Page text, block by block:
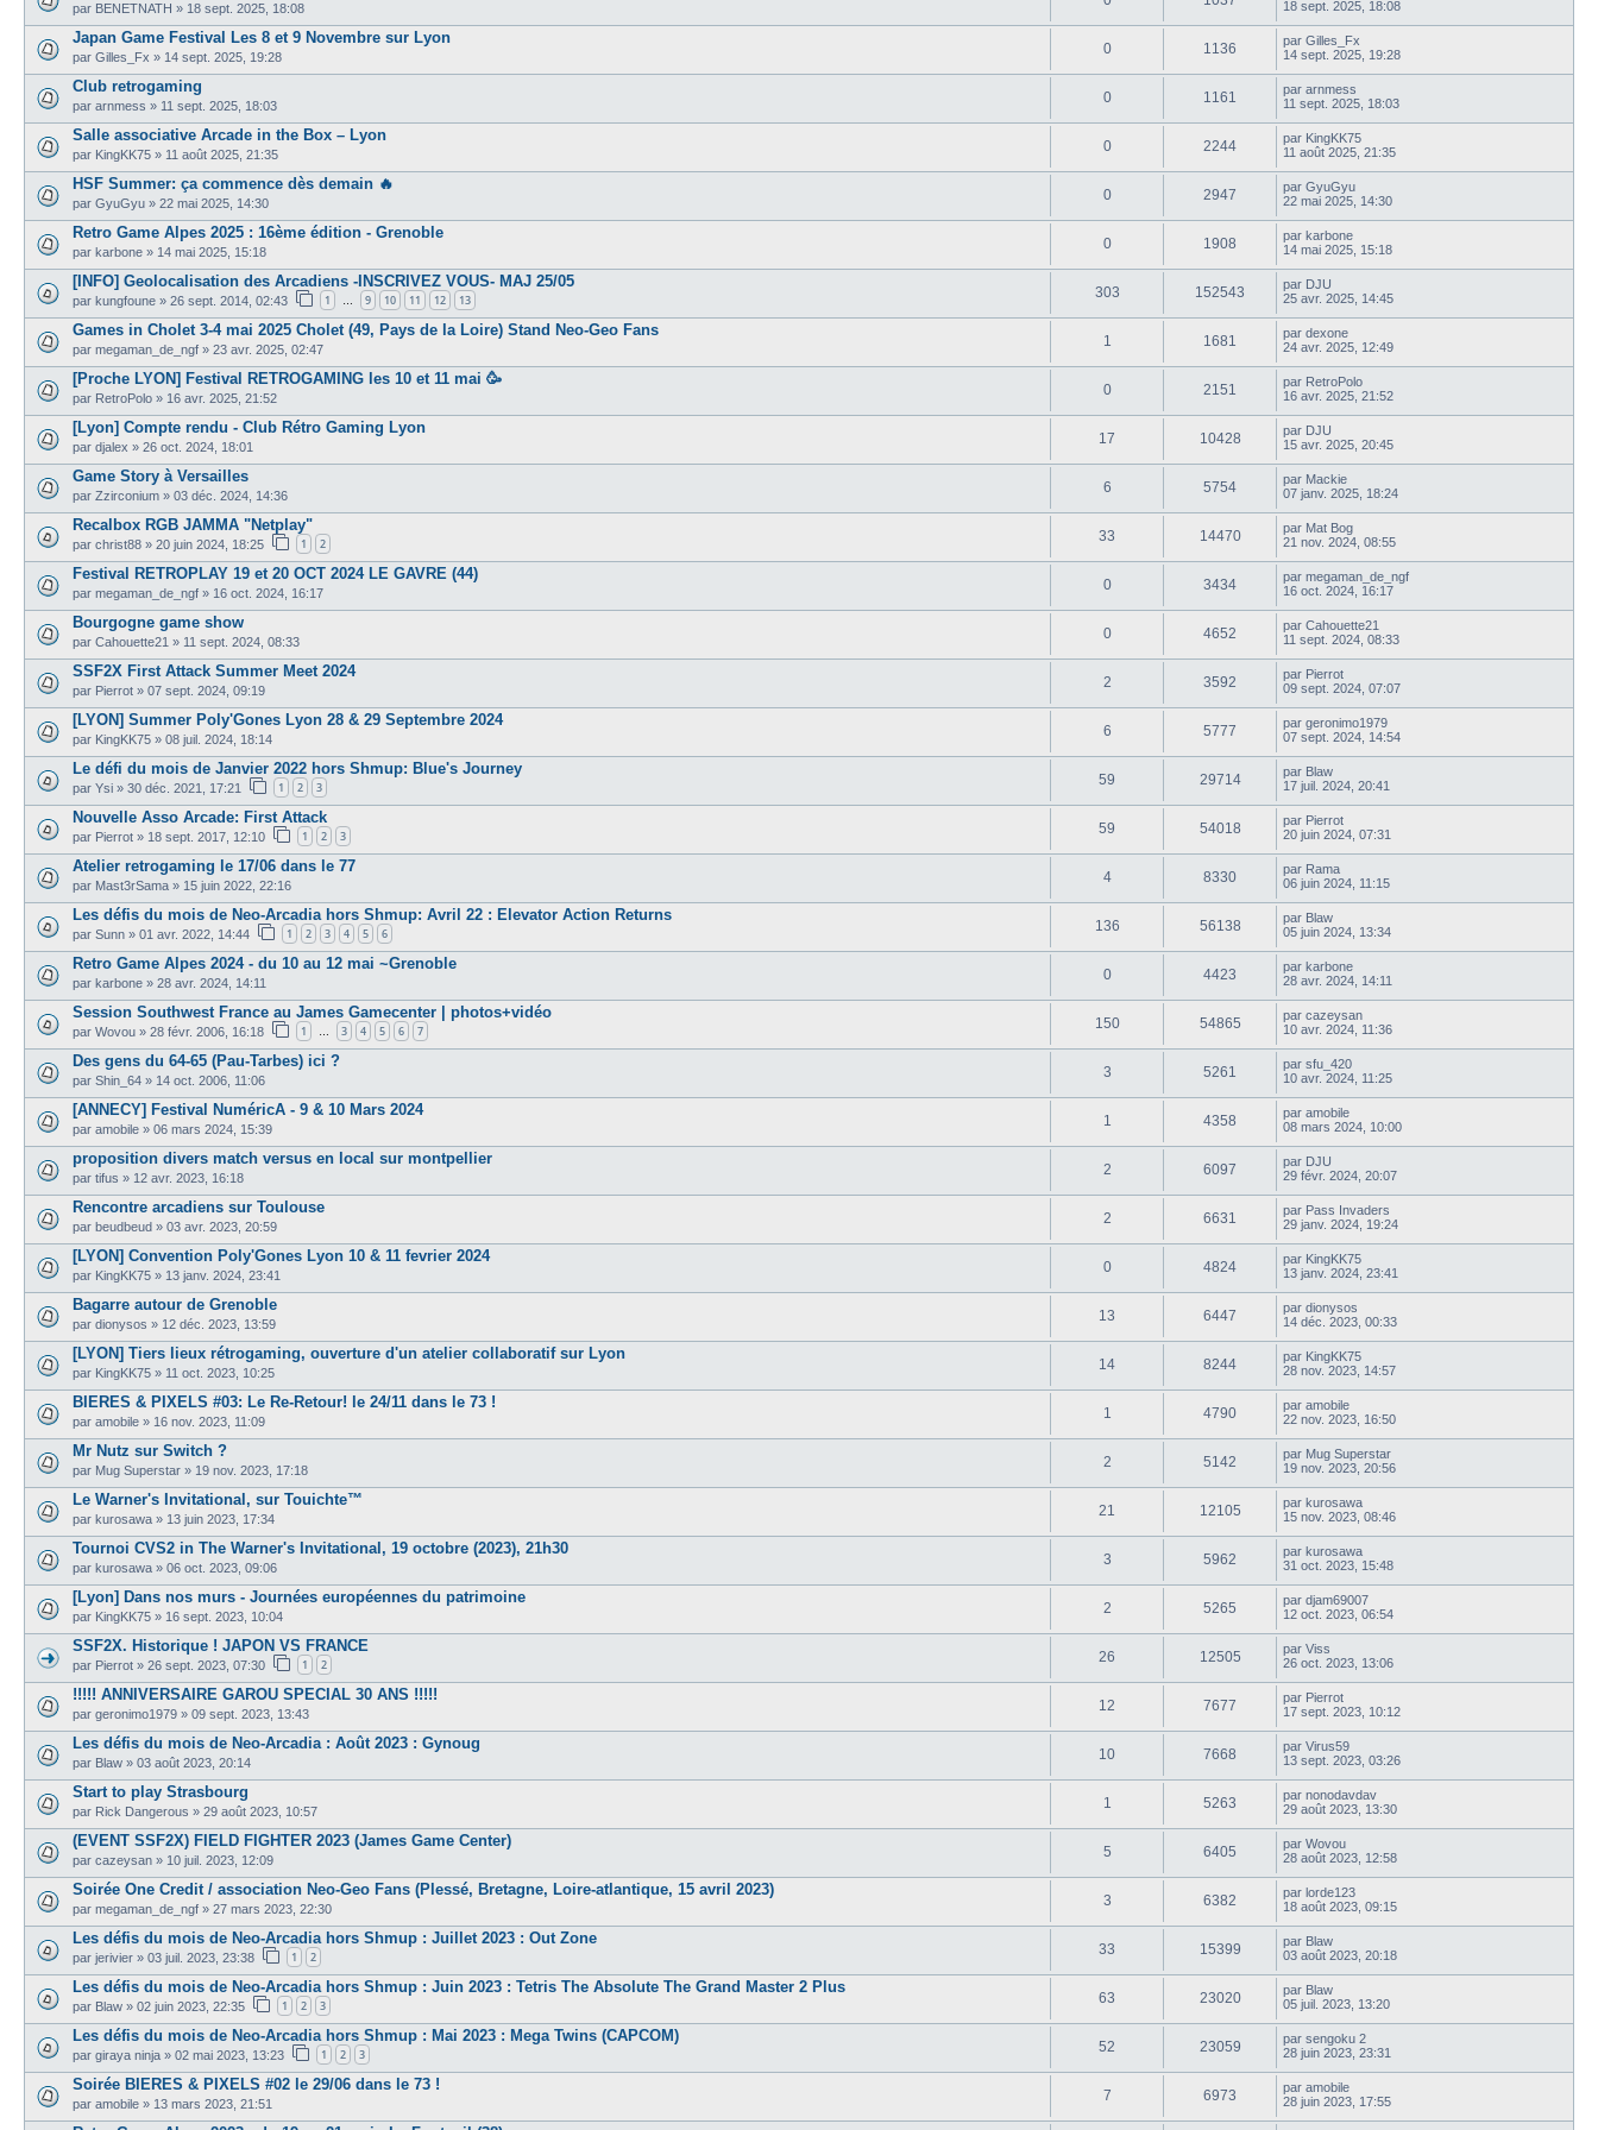
par BENETNATH » 18 sept. 2025, 18:08
18 sept. 2025, 18:08
Japan Game Festival Les 8 et 9 Novembre sur Lyon
par Gilles_Fx » 14 sept. 2025, 19:28
0 1136 par Gilles_Fx
14 sept. 2025, 19:28
Club retrogaming
par arnmess » 11 sept. 2025, 18:03
0 1161 par arnmess
11 sept. 2025, 18:03
Salle associative Arcade in the Box – Lyon
par KingKK75 » 11 août 2025, 21:35
0 2244 par KingKK75
11 août 2025, 21:35
HSF Summer: ça commence dès demain 🔥
par GyuGyu » 22 mai 2025, 14:30
0 2947 par GyuGyu
22 mai 2025, 14:30
Retro Game Alpes 2025 : 16ème édition - Grenoble
par karbone » 14 mai 2025, 15:18
0 1908 par karbone
14 mai 2025, 15:18
[INFO] Geolocalisation des Arcadiens -INSCRIVEZ VOUS- MAJ 25/05
par kungfoune » 26 sept. 2014, 02:43 1 … 9 10 11 12 13 303 152543 par DJU
25 avr. 2025, 14:45
Games in Cholet 3-4 mai 2025 Cholet (49, Pays de la Loire) Stand Neo-Geo Fans
par megaman_de_ngf » 23 avr. 2025, 02:47
1 1681 par dexone
24 avr. 2025, 12:49
[Proche LYON] Festival RETROGAMING les 10 et 11 mai 🥳
par RetroPolo » 16 avr. 2025, 21:52
0 2151 par RetroPolo
16 avr. 2025, 21:52
[Lyon] Compte rendu - Club Rétro Gaming Lyon
par djalex » 26 oct. 2024, 18:01
17 10428 par DJU
15 avr. 2025, 20:45
Game Story à Versailles
par Zzirconium » 03 déc. 2024, 14:36
6 5754 par Mackie
07 janv. 2025, 18:24
Recalbox RGB JAMMA "Netplay"
par christ88 » 20 juin 2024, 18:25 1 2 33 14470 par Mat Bog
21 nov. 2024, 08:55
Festival RETROPLAY 19 et 20 OCT 2024 LE GAVRE (44)
par megaman_de_ngf » 16 oct. 2024, 16:17
0 3434 par megaman_de_ngf
16 oct. 2024, 16:17
Bourgogne game show
par Cahouette21 » 11 sept. 2024, 08:33
0 4652 par Cahouette21
11 sept. 2024, 08:33
SSF2X First Attack Summer Meet 2024
par Pierrot » 07 sept. 2024, 09:19
2 3592 par Pierrot
09 sept. 2024, 07:07
[LYON] Summer Poly'Gones Lyon 28 & 29 Septembre 2024
par KingKK75 » 08 juil. 2024, 18:14
6 5777 par geronimo1979
07 sept. 2024, 14:54
Le défi du mois de Janvier 2022 hors Shmup: Blue's Journey
par Ysi » 30 déc. 2021, 17:21 1 2 3 59 29714 par Blaw
17 juil. 2024, 20:41
Nouvelle Asso Arcade: First Attack
par Pierrot » 18 sept. 2017, 12:10 1 2 3 59 54018 par Pierrot
20 juin 2024, 07:31
Atelier retrogaming le 17/06 dans le 77
par Mast3rSama » 15 juin 2022, 22:16
4 8330 par Rama
06 juin 2024, 11:15
Les défis du mois de Neo-Arcadia hors Shmup: Avril 22 : Elevator Action Returns
par Sunn » 01 avr. 2022, 14:44 1 2 3 4 5 6 136 56138 par Blaw
05 juin 2024, 13:34
Retro Game Alpes 2024 - du 10 au 12 mai ~Grenoble
par karbone » 28 avr. 2024, 14:11
0 4423 par karbone
28 avr. 2024, 14:11
Session Southwest France au James Gamecenter | photos+vidéo
par Wovou » 28 févr. 2006, 16:18 1 … 3 4 5 6 7 150 54865 par cazeysan
10 avr. 2024, 11:36
Des gens du 64-65 (Pau-Tarbes) ici ?
par Shin_64 » 14 oct. 2006, 11:06
3 5261 par sfu_420
10 avr. 2024, 11:25
[ANNECY] Festival NuméricA - 9 & 10 Mars 2024
par amobile » 06 mars 2024, 15:39
1 4358 par amobile
08 mars 2024, 10:00
proposition divers match versus en local sur montpellier
par tifus » 12 avr. 2023, 16:18
2 6097 par DJU
29 févr. 2024, 20:07
Rencontre arcadiens sur Toulouse
par beudbeud » 03 avr. 2023, 20:59
2 6631 par Pass Invaders
29 janv. 2024, 19:24
[LYON] Convention Poly'Gones Lyon 10 & 11 fevrier 2024
par KingKK75 » 13 janv. 2024, 23:41
0 4824 par KingKK75
13 janv. 2024, 23:41
Bagarre autour de Grenoble
par dionysos » 12 déc. 2023, 13:59
13 6447 par dionysos
14 déc. 2023, 00:33
[LYON] Tiers lieux rétrogaming, ouverture d'un atelier collaboratif sur Lyon
par KingKK75 » 11 oct. 2023, 10:25
14 8244 par KingKK75
28 nov. 2023, 14:57
BIERES & PIXELS #03: Le Re-Retour! le 24/11 dans le 73 !
par amobile » 16 nov. 2023, 11:09
1 4790 par amobile
22 nov. 2023, 16:50
Mr Nutz sur Switch ?
par Mug Superstar » 19 nov. 2023, 17:18
2 5142 par Mug Superstar
19 nov. 2023, 20:56
Le Warner's Invitational, sur Touichte™
par kurosawa » 13 juin 2023, 17:34
21 12105 par kurosawa
15 nov. 2023, 08:46
Tournoi CVS2 in The Warner's Invitational, 19 octobre (2023), 21h30
par kurosawa » 06 oct. 2023, 09:06
3 5962 par kurosawa
31 oct. 2023, 15:48
[Lyon] Dans nos murs - Journées européennes du patrimoine
par KingKK75 » 16 sept. 2023, 10:04
2 5265 par djam69007
12 oct. 2023, 06:54
SSF2X. Historique ! JAPON VS FRANCE
par Pierrot » 26 sept. 2023, 07:30 1 2 26 12505 par Viss
26 oct. 2023, 13:06
!!!!! ANNIVERSAIRE GAROU SPECIAL 30 ANS !!!!!
par geronimo1979 » 09 sept. 2023, 13:43
12 7677 par Pierrot
17 sept. 2023, 10:12
Les défis du mois de Neo-Arcadia : Août 2023 : Gynoug
par Blaw » 03 août 2023, 20:14
10 7668 par Virus59
13 sept. 2023, 03:26
Start to play Strasbourg
par Rick Dangerous » 29 août 2023, 10:57
1 5263 par nonodavdav
29 août 2023, 13:30
(EVENT SSF2X) FIELD FIGHTER 2023 (James Game Center)
par cazeysan » 10 juil. 2023, 12:09
5 6405 par Wovou
28 août 2023, 12:58
Soirée One Credit / association Neo-Geo Fans (Plessé, Bretagne, Loire-atlantique, 15 avril 2023)
par megaman_de_ngf » 27 mars 2023, 22:30
3 6382 par lorde123
18 août 2023, 09:15
Les défis du mois de Neo-Arcadia hors Shmup : Juillet 2023 : Out Zone
par jerivier » 03 juil. 2023, 23:38 1 2 33 15399 par Blaw
03 août 2023, 20:18
Les défis du mois de Neo-Arcadia hors Shmup : Juin 2023 : Tetris The Absolute The Grand Master 2 Plus
par Blaw » 02 juin 2023, 22:35 1 2 3 63 23020 par Blaw
05 juil. 2023, 13:20
Les défis du mois de Neo-Arcadia hors Shmup : Mai 2023 : Mega Twins (CAPCOM)
par giraya ninja » 02 mai 2023, 13:23 1 2 3 52 23059 par sengoku 2
28 juin 2023, 23:31
Soirée BIERES & PIXELS #02 le 29/06 dans le 73 !
par amobile » 13 mars 2023, 21:51
7 6973 par amobile
28 juin 2023, 17:55